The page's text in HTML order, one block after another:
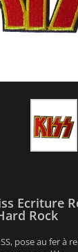
Ecriture
Rock
pose au fer à